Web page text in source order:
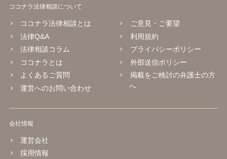
ココナラ法律相談について
ココナラ法律相談とは
法律Q&A
法律相談コラム
ココナラとは
よくあるご質問
運営へのお問い合わせ
ご意見・ご要望
利用規約
プライバシーポリシー
外部送信ポリシー
掲載をご検討の弁護士の方
へ
会社情報
運営会社
採用情報